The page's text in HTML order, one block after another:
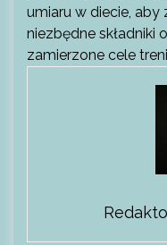
umiaru w diecie,
niezbędne składniki
zamierzone cele